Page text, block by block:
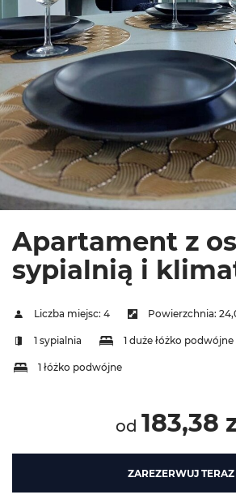
Apartament z
sypialnią i
Liczba miejsc: 4 Powierzchnia:
1 sypialnia 1 duże łóżko podwójne
1 łóżko podwójne
od 183,38
ZAREZERWUJ TERAZ